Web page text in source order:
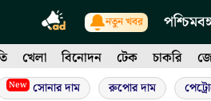
নতুন খবর
খেলা বিনোদন টেক চাকরি
New সোনার দাম রুপোর দাম